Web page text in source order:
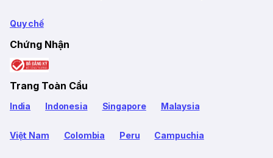
Quy chế
Chứng Nhận
Trang Toàn Cầu
India Indonesia Singapore Malaysia
Việt Nam Colombia Peru Campuchia